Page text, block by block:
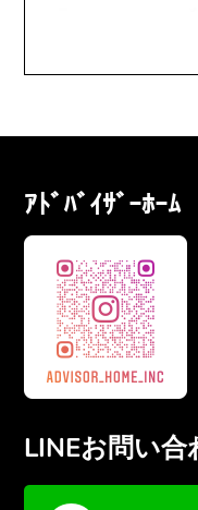
ｱﾄﾞﾊﾞｲｻﾞｰﾎ
LINEお問い